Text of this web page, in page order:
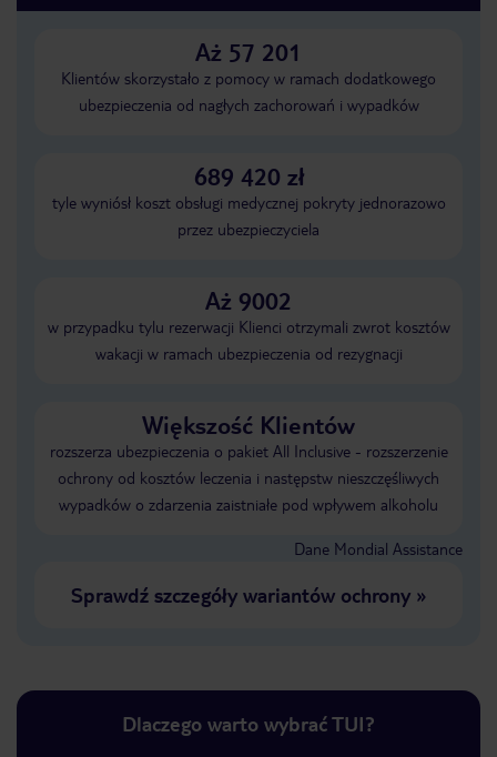
Aż 57 201
Klientów skorzystało z pomocy w ramach dodatkowego
ubezpieczenia od nagłych zachorowań i wypadków
689 420 zł
tyle wyniósł koszt obsługi medycznej pokryty jednorazowo
przez ubezpieczyciela
Aż 9002
w przypadku tylu rezerwacji Klienci otrzymali zwrot kosztów
wakacji w ramach ubezpieczenia od rezygnacji
Większość Klientów
rozszerza ubezpieczenia o pakiet All Inclusive - rozszerzenie
ochrony od kosztów leczenia i następstw nieszczęśliwych
wypadków o zdarzenia zaistniałe pod wpływem alkoholu
Dane Mondial Assistance
Sprawdź szczegóły wariantów ochrony»
Dlaczego warto wybrać TUI?